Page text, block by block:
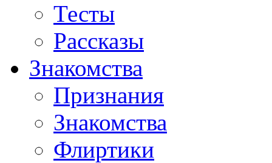
Тесты
Рассказы
Знакомства
Признания
Знакомства
Флиртики